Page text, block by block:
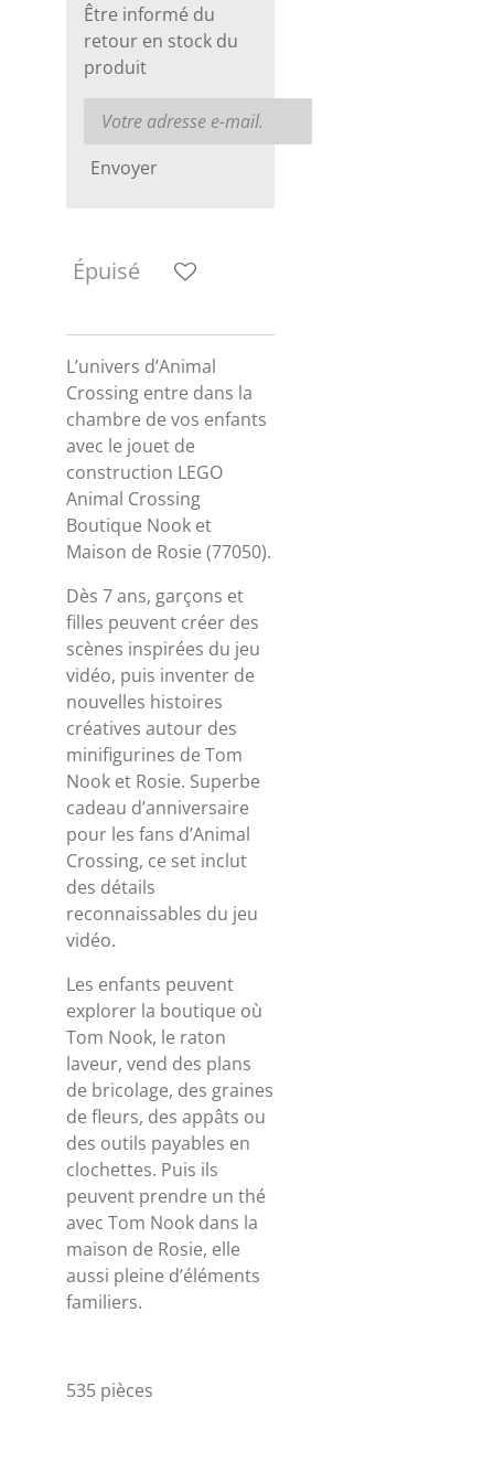
Être informé du
retour en stock du
produit
Envoyer
Épuisé
L’univers d’Animal
Crossing entre dans la
chambre de vos enfants
avec le jouet de
construction LEGO
Animal Crossing
Boutique Nook et
Maison de Rosie (77050).
Dès 7 ans, garçons et
filles peuvent créer des
scènes inspirées du jeu
vidéo, puis inventer de
nouvelles histoires
créatives autour des
minifigurines de Tom
Nook et Rosie. Superbe
cadeau d’anniversaire
pour les fans d’Animal
Crossing, ce set inclut
des détails
reconnaissables du jeu
vidéo.
Les enfants peuvent
explorer la boutique où
Tom Nook, le raton
laveur, vend des plans
de bricolage, des graines
de fleurs, des appâts ou
des outils payables en
clochettes. Puis ils
peuvent prendre un thé
avec Tom Nook dans la
maison de Rosie, elle
aussi pleine d’éléments
familiers.
535 pièces